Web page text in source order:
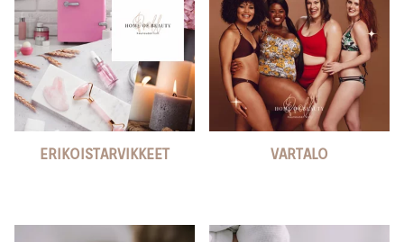
ERIKOISTARVIKKEET VARTALO